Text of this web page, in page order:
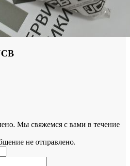
Мы свяжемся с вами в течение
не отправлено.